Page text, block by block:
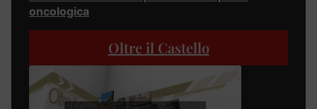
oncologica
Oltre il Castello